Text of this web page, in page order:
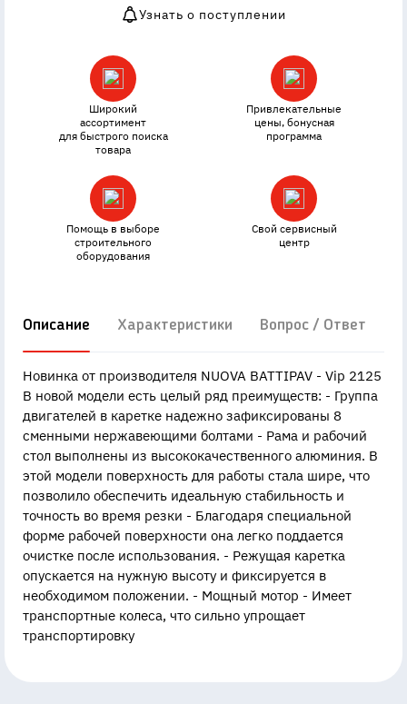
Узнать о поступлении
Широкий
ассортимент
для быстрого поиска
товара
Привлекательные
цены, бонусная
программа
Помощь в выборе
строительного
оборудования
Свой сервисный
центр
Описание Характеристики Вопрос / Ответ
Новинка от производителя NUOVA BATTIPAV - Vip 2125
В новой модели есть целый ряд преимуществ: - Группа
двигателей в каретке надежно зафиксированы 8
сменными нержавеющими болтами - Рама и рабочий
стол выполнены из высококачественного алюминия. В
этой модели поверхность для работы стала шире, что
позволило обеспечить идеальную стабильность и
точность во время резки - Благодаря специальной
форме рабочей поверхности она легко поддается
очистке после использования. - Режущая каретка
опускается на нужную высоту и фиксируется в
необходимом положении. - Мощный мотор - Имеет
транспортные колеса, что сильно упрощает
транспортировку